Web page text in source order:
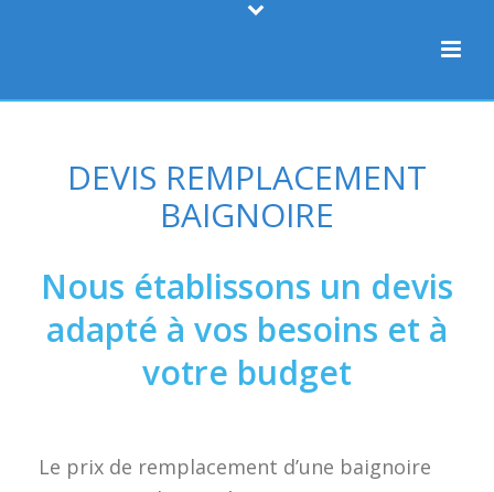
DEVIS REMPLACEMENT
BAIGNOIRE
Nous établissons un devis
adapté à vos besoins et à
votre budget
Le prix de remplacement d’une baignoire